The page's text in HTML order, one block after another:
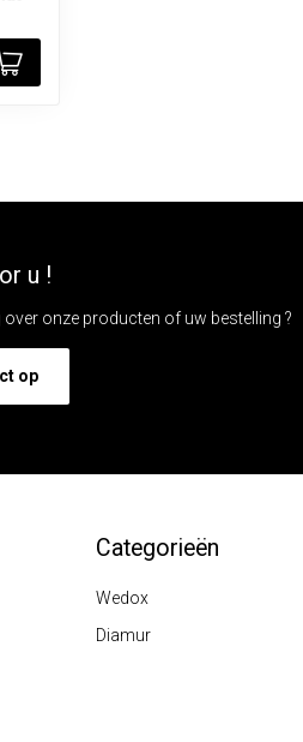
u !
over onze producten of uw bestelling ?
op
Categorieën
Wedox
Diamur